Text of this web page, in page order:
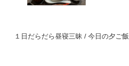
１日だらだら昼寝三昧 / 今日の夕ご飯